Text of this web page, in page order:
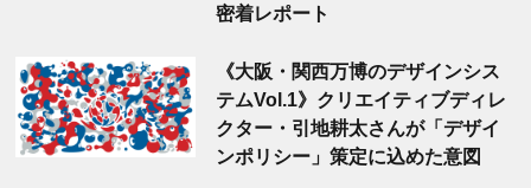
密着レポート
《大阪・関西万博のデザインシス
テムVol.1》クリエイティブディレ
クター・引地耕太さんが「デザイ
ンポリシー」策定に込めた意図